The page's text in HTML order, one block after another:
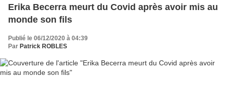
Erika Becerra meurt du Covid après avoir mis au
monde son fils
Publié le 06/12/2020 à 04:39
Par Patrick ROBLES